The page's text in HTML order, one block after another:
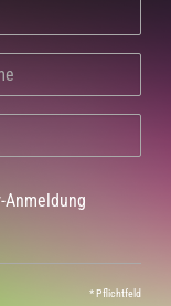
*Pflichtfeld